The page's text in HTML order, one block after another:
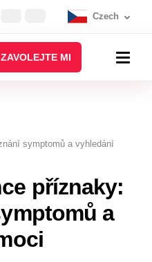
Czech
ZAVOLEJTE MI
symptomů a vyhledání
příznaky:
a